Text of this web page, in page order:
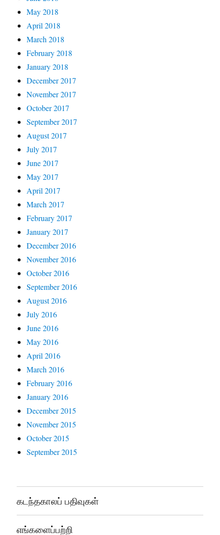
May 2018
April 2018
March 2018
February 2018
January 2018
December 2017
November 2017
October 2017
September 2017
August 2017
July 2017
June 2017
May 2017
April 2017
March 2017
February 2017
January 2017
December 2016
November 2016
October 2016
September 2016
August 2016
July 2016
June 2016
May 2016
April 2016
March 2016
February 2016
January 2016
December 2015
November 2015
October 2015
September 2015
கடந்தகாலப் பதிவுகள்
எங்களைப்பற்றி